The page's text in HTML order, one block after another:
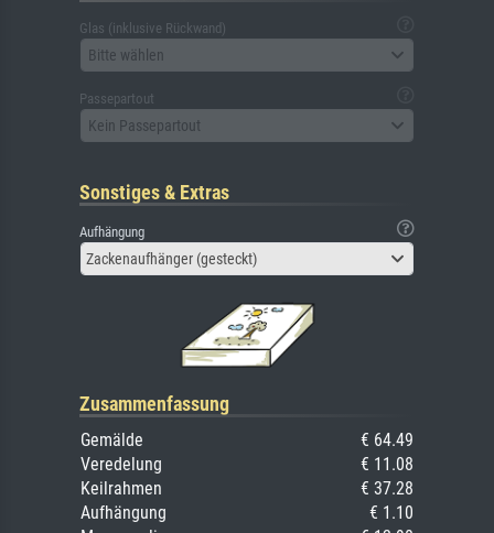
Glas (inklusive Rückwand)
Bitte wählen
Passepartout
Kein Passepartout
Sonstiges & Extras
Aufhängung
Zackenaufhänger (gesteckt)
Zusammenfassung
Gemälde
€ 64.49
Veredelung
€ 11.08
Keilrahmen
€ 37.28
Aufhängung
€ 1.10